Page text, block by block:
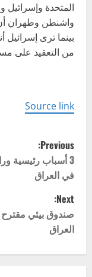
المتحدة وإسرائيل
واشنطن وطهران أن
بينما ترى
من التعقيد على
Source link
P
o
s
t
n
Previous:
3 أسباب رئيسية
في العراق
Next:
صندوق بيئي مقترح
العراق